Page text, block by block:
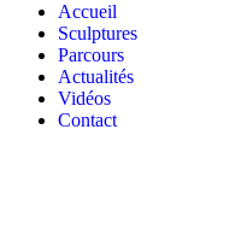
Accueil
Sculptures
Parcours
Actualités
Vidéos
Contact